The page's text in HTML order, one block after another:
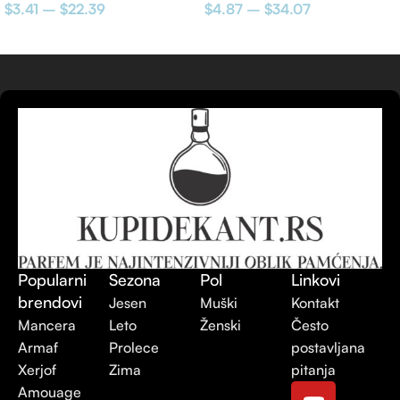
Sicilia Eau de Toillete
$3.41 – $22.39 $4.87 – $34.07
Popularni
brendovi
Mancera
Armaf
Xerjof
Amouage
Sezona
Jesen
Leto
Prolece
Zima
Pol
Muški
Ženski
Linkovi
Kontakt
Često
postavljana
pitanja